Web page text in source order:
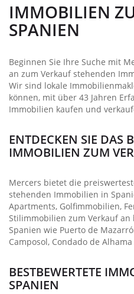
IMMOBILIEN
SPANIEN
Beginnen Sie Ihre Suche mit
an zum Verkauf stehenden
Wir sind lokale
können, mit über 43 Jahren
Immobilien kaufen und
ENTDECKEN SIE DAS
IMMOBILIEN ZUM
Mercers bietet die
stehenden Immobilien in
Apartments, Golfimmobilien,
Stilimmobilien zum Verkauf
Spanien wie Puerto de
Camposol, Condado de
BESTBEWERTETE
SPANIEN